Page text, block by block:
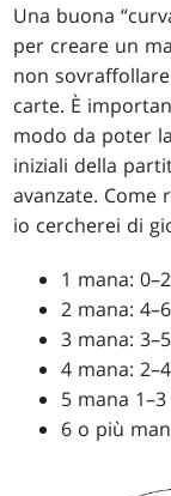
Una buona
per creare un
non
carte. È
modo da poter
iniziali della
avanzate. Come
io cercherei di
1 mana: 0–2
2 mana: 4–6
3 mana: 3–5
4 mana: 2–4
5 mana 1–3
6 o più